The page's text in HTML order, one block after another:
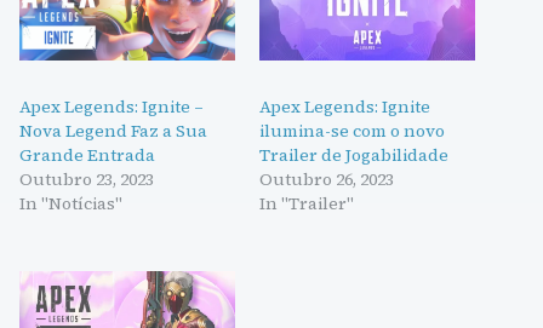
Apex Legends: Ignite –
Nova Legend Faz a Sua
Grande Entrada
Outubro 23, 2023
In "Notícias"
Apex Legends: Ignite
ilumina-se com o novo
Trailer de Jogabilidade
Outubro 26, 2023
In "Trailer"